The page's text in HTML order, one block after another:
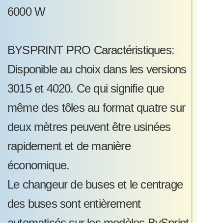
6000 W
BYSPRINT PRO Caractéristiques:
Disponible au choix dans les versions
3015 et 4020. Ce qui signifie que
même des tôles au format quatre sur
deux mètres peuvent être usinées
rapidement et de manière
économique.
Le changeur de buses et le centrage
des buses sont entièrement